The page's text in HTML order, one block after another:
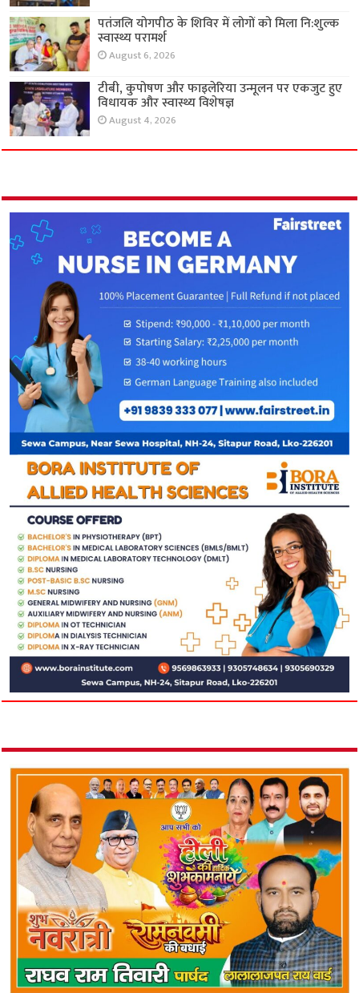
पतंजलि योगपीठ के शिविर में लोगों को मिला नि:शुल्क
स्वास्थ्य परामर्श
August 6, 2026
टीबी, कुपोषण और फाइलेरिया उन्मूलन पर एकजुट हुए
विधायक और स्वास्थ्य विशेषज्ञ
August 4, 2026